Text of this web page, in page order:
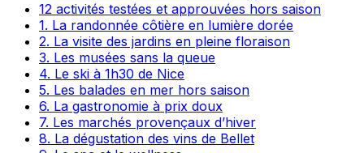
12 activités testées et approuvées hors saison
1. La randonnée côtière en lumière dorée
2. La visite des jardins en pleine floraison
3. Les musées sans la queue
4. Le ski à 1h30 de Nice
5. Les balades en mer hors saison
6. La gastronomie à prix doux
7. Les marchés provençaux d’hiver
8. La dégustation des vins de Bellet